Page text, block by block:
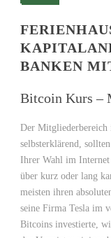
BANKEN
Bitcoin Kurs –
Der Mitgliederbereich
selbsterklärend,
Ihrer Wahl im
über kurz oder lang
meisten ihren
seine Firma Tesla im
Bitcoins investierte,